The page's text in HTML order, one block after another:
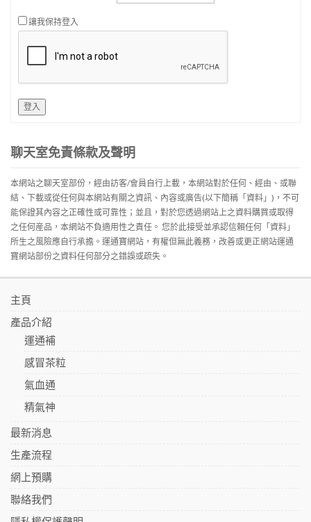
讓我保持登入
登入
聊天室免責條款及聲明
本網站之聊天室部份，經由訪客/會員自行上載，本網站對於任何、經由、或聯
結、下載或從任何與本網站有關之資訊、內容或廣告(以下簡稱「資料」)，不可
能保證其內容之正確性或可靠性；並且，對於您透過網站上之資料購買或取得
之任何産品，本網站不負適用性之責任。 您於此接受並承認信賴任何「資料」
所生之風險應自行承擔。運通寶網站，有權但無此義務，改善或更正網站運通
寶網站部份之資料任何部分之錯誤或疏失。
主頁
產品介紹
運通補
感冒茶粒
氣血通
精氣神
最新消息
生產流程
網上預購
聯絡我們